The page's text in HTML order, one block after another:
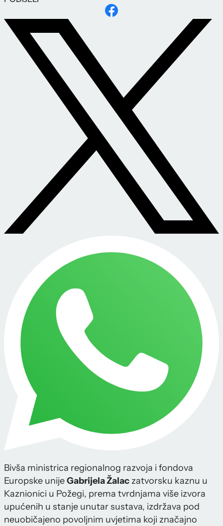
Bivša ministrica regionalnog razvoja i fondova
Europske unijeGabrijela Žalac zatvorsku kaznu u
Kaznionici u Požegi, prema tvrdnjama više izvora
upućenih u stanje unutar sustava, izdržava pod
neuobičajeno povoljnim uvjetima koji značajno